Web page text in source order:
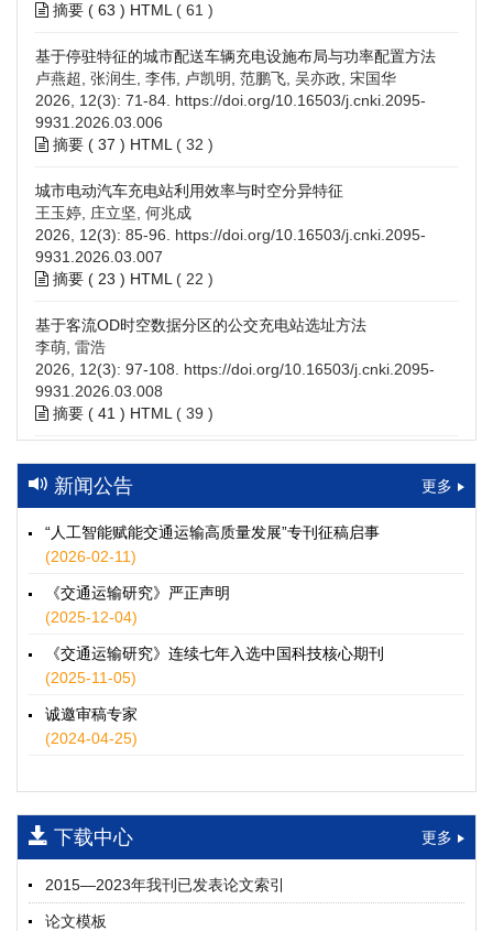
摘要 ( 63 ) HTML ( 61 )
基于停驻特征的城市配送车辆充电设施布局与功率配置方法
卢燕超, 张润生, 李伟, 卢凯明, 范鹏飞, 吴亦政, 宋国华
2026, 12(3): 71-84. https://doi.org/10.16503/j.cnki.2095-
9931.2026.03.006
摘要 ( 37 ) HTML ( 32 )
城市电动汽车充电站利用效率与时空分异特征
王玉婷, 庄立坚, 何兆成
2026, 12(3): 85-96. https://doi.org/10.16503/j.cnki.2095-
9931.2026.03.007
摘要 ( 23 ) HTML ( 22 )
基于客流OD时空数据分区的公交充电站选址方法
李萌, 雷浩
2026, 12(3): 97-108. https://doi.org/10.16503/j.cnki.2095-
9931.2026.03.008
摘要 ( 41 ) HTML ( 39 )
高速公路充电设施技术规划综述：场景需求、技术路线与配置
策略
2026, 12(3): 109-124.https://doi.org/10.16503/j.cnki.2095-
9931.2026.03.009
摘要 (
HTML
水运港-船多能源融合技术及集成应用——以宁波舟山港穿山港
童亮, 袁裕鹏, 袁成清, 唐道贵, 钟晓晖, 严新平
2026, 12(3): 125-136.
9931.2026.03.010
摘要 (34 ) HTML
师瑞峰, 程龙飞, 张凌志, 王亚彬, 刘状壮
2026, 12(3): 137-150.https://doi.org/10.16503/j.cnki.2095-
9931.2026.03.011
摘要 (18) HTML(16)
基于TimeXer模型的高速公路服务区充电负荷预测
新闻公告 更多
“人工智能赋能交通运输高质量发展”专刊征稿启事
(2026-02-11)
《交通运输研究》严正声明
(2025-12-04)
《交通运输研究》连续七年入选中国科技核心期刊
(2025-11-05)
诚邀审稿专家
(2024-04-25)
下载中心 更多
2015—2023年我刊已发表论文索引
论文模板